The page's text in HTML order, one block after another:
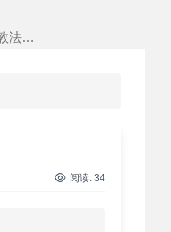
阅读: 34